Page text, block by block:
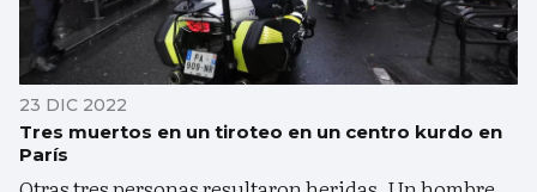
23 DIC 2022
Tres muertos en un tiroteo en un centro kurdo en
París